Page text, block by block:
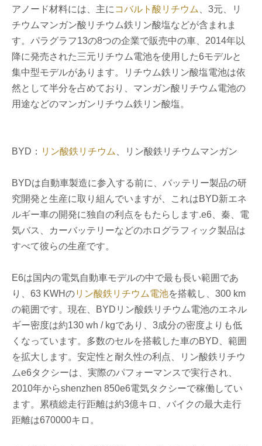
アノード材料には、主に コバルト酸リチウム
、3元、リ
チウムマンガン酸リチウム鉄リン酸塩などが含まれま
す。パラグラフ13の8つの企業で販売中の車、2014年以
降に発売された三元リチウム電池を使用した6モデルと
集中型モデルがあります。リチウム鉄リン酸塩電池は依
然として半分を占めており、マンガン酸リチウム電池の
用途などのマンガンリチウム鉄リン酸塩。
BYD： リン酸鉄リチウム 、リン酸鉄リチウムマンガン
BYDは自動車製造に参入する前に、バッテリー製品の研
究開発と生産に取り組んでいますが、これはBYD新エネ
ルギー車の開発に独自の利点をもたらします.e6、秦、電
気バス、カーバッテリーなどのホログラフィック製品は
すべて彼らの生産です。
E6は国内の電気自動車モデルの中で最も長い範囲であ
り、63 KWHのリン酸鉄リチウム電池を搭載し、300 km
の範囲です。現在、BYDリン酸鉄リチウム電池のエネル
ギー密度は約130 wh / kgであり、3成分の密度よりも低
くなっています。多数のセルを搭載した車のBYD、範囲
を拡大します。安定性と耐久性の利点、リン酸鉄リチウ
ムe6タクシーは、実際のパフォーマンスで実行され、
2010年からshenzhen 850e6電気タクシーで稼働してい
ます。累積総走行距離は約3億キロ、バイクの最大走行
距離は670000キロ。